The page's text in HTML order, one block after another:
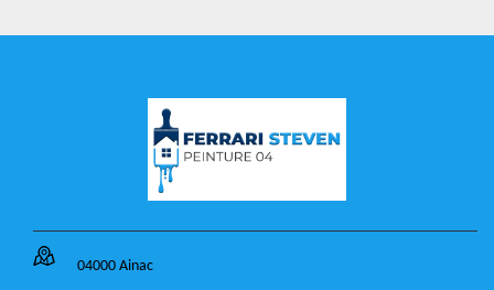
04000 Ainac